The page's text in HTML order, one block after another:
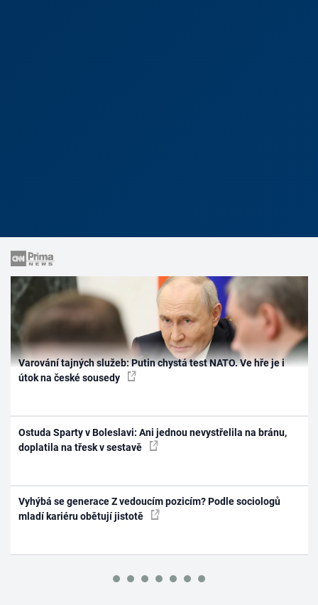
Varování tajných služeb: Putin chystá test NATO. Ve hře je i
útok na české sousedy
Ostuda Sparty v Boleslavi: Ani jednou nevystřelila na bránu,
doplatila na třesk v sestavě
Vyhýbá se generace Z vedoucím pozicím? Podle sociologů
mladí kariéru obětují jistotě